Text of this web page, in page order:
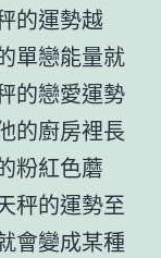
的運勢越
單戀能量就
的戀愛運勢
的廚房裡長
粉紅色蘑
秤的運勢至
會變成某種